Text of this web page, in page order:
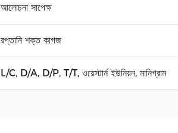
আলোচনা সাপেক্ষ
রপ্তানি শক্ত কাগজ
L/C, D/A, D/P, T/T, ওয়েস্টার্ন ইউনিয়ন, মানিগ্রাম